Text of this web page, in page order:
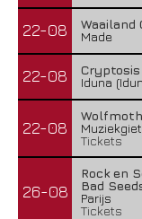
22-08
Waailand
Made
22-08
Cryptosis
Iduna
22-08
Tickets
26-08
Rock en
Bad
Parijs
Tickets